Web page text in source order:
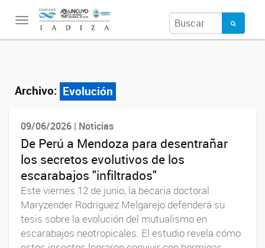
Toggle
navigation
Archivo: Evolución
09/06/2026 | Noticias
De Perú a Mendoza para desentrañar
los secretos evolutivos de los
escarabajos "infiltrados"
Este viernes 12 de junio, la becaria doctoral
Maryzender Rodríguez Melgarejo defenderá su
tesis sobre la evolución del mutualismo en
escarabajos neotropicales. El estudio revela cómo